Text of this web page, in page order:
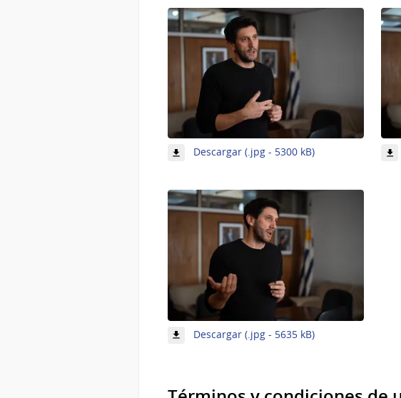
Descargar (.jpg - 5300 kB)-
de
Descargar (.jpg - 5635 kB)-
4